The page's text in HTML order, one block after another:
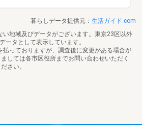
暮らしデータ提供元： 生活ガイド.com
い地域及びデータがございます。東京23区以外
ータとして表示しています。
っておりますが、調査後に変更がある場合が
しては各市区役所までお問い合わせいただく
さい。